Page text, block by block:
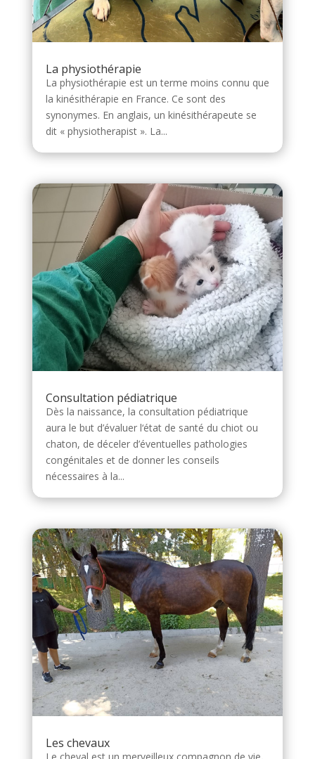
La physiothérapie
La physiothérapie est un terme moins connu que
la kinésithérapie en France. Ce sont des
synonymes. En anglais, un kinésithérapeute se
dit « physiotherapist ». La...
Consultation pédiatrique
Dès la naissance, la consultation pédiatrique
aura le but d’évaluer l‘état de santé du chiot ou
chaton, de déceler d’éventuelles pathologies
congénitales et de donner les conseils
nécessaires à la...
Les chevaux